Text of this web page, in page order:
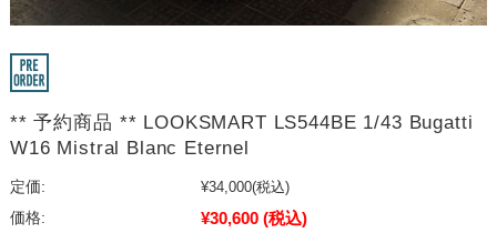
** 予約商品 ** LOOKSMART LS544BE 1/43 Bugatti
W16 Mistral Blanc Eternel
定価: ¥34,000(税込)
価格:
¥30,600 (税込)